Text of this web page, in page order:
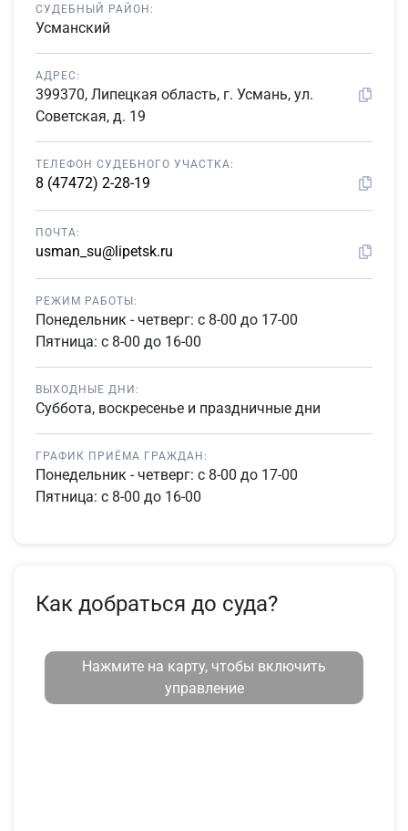
СУДЕБНЫЙ РАЙОН:
Усманский
АДРЕС:
399370, Липецкая область, г. Усмань, ул.
Советская, д. 19
ТЕЛЕФОН СУДЕБНОГО УЧАСТКА:
8 (47472) 2-28-19
ПОЧТА:
usman_su@lipetsk.ru
РЕЖИМ РАБОТЫ:
Понедельник - четверг: с 8-00 до 17-00
Пятница: с 8-00 до 16-00
ВЫХОДНЫЕ ДНИ:
Суббота, воскресенье и праздничные дни
ГРАФИК ПРИЁМА ГРАЖДАН:
Понедельник - четверг: с 8-00 до 17-00
Пятница: с 8-00 до 16-00
Как добраться до суда?
Нажмите на карту, чтобы включить
управление